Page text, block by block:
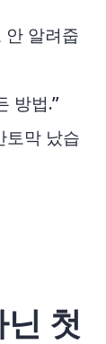
안 알려줍
방법.”
토막 났습
첫